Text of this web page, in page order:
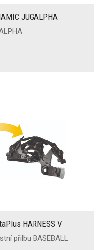
JUGALPHA
HARNESS V
přilbu BASEBALL